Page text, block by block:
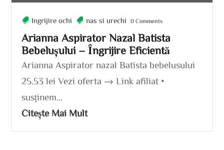
Arianna Aspirator Nazal Batista
Bebelușului – Îngrijire Eficientă
Ingrijire ochi nas si urechi 0 Comments
Arianna Aspirator nazal Batista bebelusului
25.53 lei Vezi oferta → Link afiliat •
susținem...
Citește Mai Mult